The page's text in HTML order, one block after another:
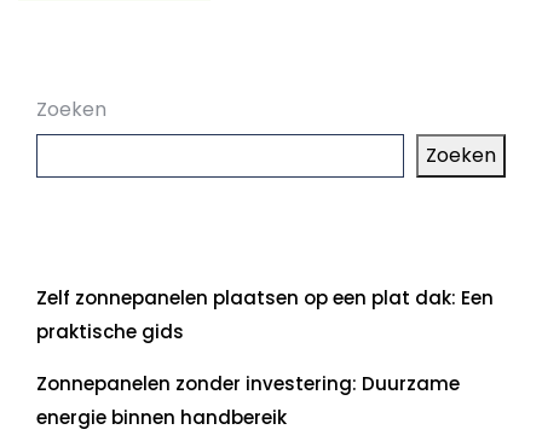
Zoeken
Zoeken
Zelf zonnepanelen plaatsen op een plat dak: Een
praktische gids
Zonnepanelen zonder investering: Duurzame
energie binnen handbereik